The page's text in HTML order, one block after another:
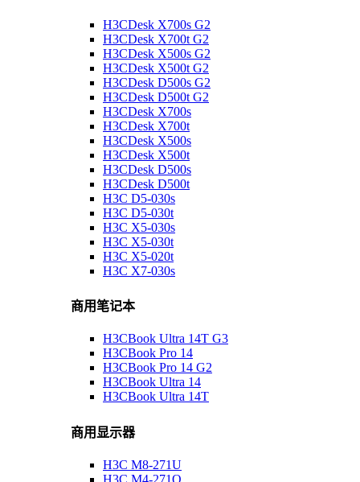
H3CDesk X700s G2
H3CDesk X700t G2
H3CDesk X500s G2
H3CDesk X500t G2
H3CDesk D500s G2
H3CDesk D500t G2
H3CDesk X700s
H3CDesk X700t
H3CDesk X500s
H3CDesk X500t
H3CDesk D500s
H3CDesk D500t
H3C D5-030s
H3C D5-030t
H3C X5-030s
H3C X5-030t
H3C X5-020t
H3C X7-030s
商用笔记本
H3CBook Ultra 14T G3
H3CBook Pro 14
H3CBook Pro 14 G2
H3CBook Ultra 14
H3CBook Ultra 14T
商用显示器
H3C M8-271U
H3C M4-271Q